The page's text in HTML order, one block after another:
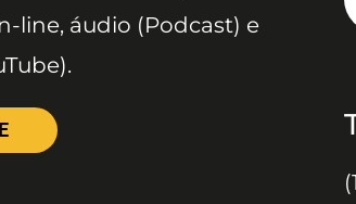
line, áudio (Podcast) e